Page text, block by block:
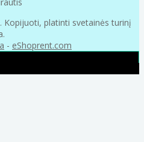
platinti svetainės turinį
- eShoprent.com